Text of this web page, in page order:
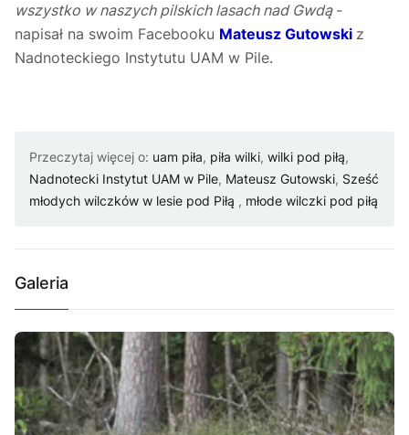
wszystko w naszych pilskich lasach nad Gwdą -
napisał na swoim Facebooku Mateusz Gutowski z
Nadnoteckiego Instytutu UAM w Pile.
Przeczytaj więcej o: uam piła, piła wilki, wilki pod piłą,
Nadnotecki Instytut UAM w Pile, Mateusz Gutowski, Sześć
młodych wilczków w lesie pod Piłą , młode wilczki pod piłą
Galeria